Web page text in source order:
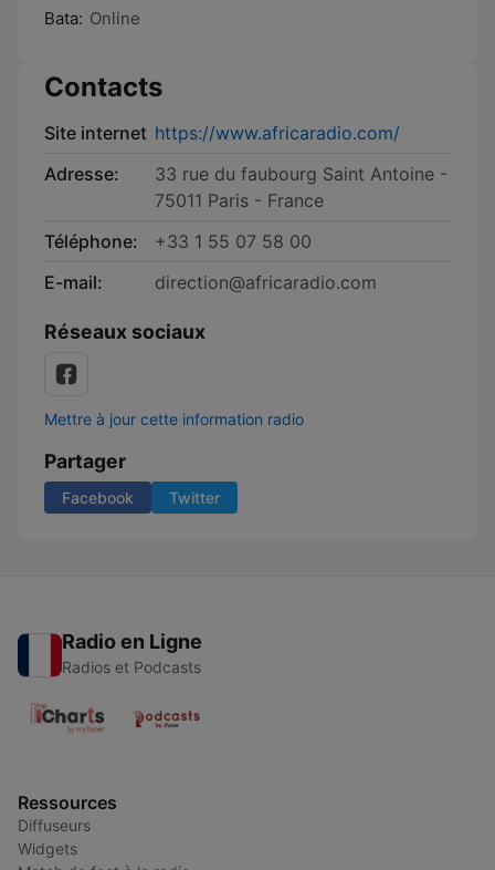
Bata: Online
Contacts
Site internet https://www.africaradio.com/
Adresse:
33 rue du faubourg Saint Antoine -
75011 Paris - France
Téléphone:
+33 1 55 07 58 00
E-mail:
direction@africaradio.com
Réseaux sociaux
Mettre à jour cette information radio
Partager
Facebook Twitter
Radio en Ligne
Radios et Podcasts
Ressources
Diffuseurs
Widgets